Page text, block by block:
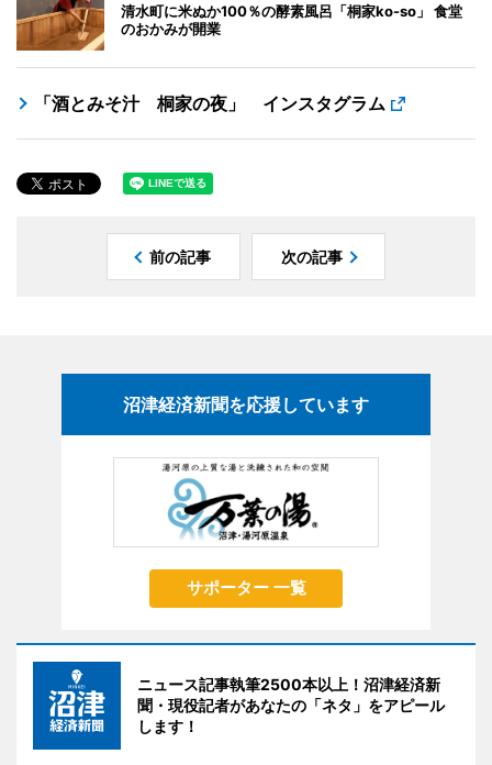
清水町に米ぬか100％の酵素風呂「桐家ko-so」 食堂
のおかみが開業
「酒とみそ汁 桐家の夜」 インスタグラム
前の記事 次の記事
沼津経済新聞を応援しています
サポーター 一覧
ニュース記事執筆2500本以上！沼津経済新
聞・現役記者があなたの「ネタ」をアピール
します！